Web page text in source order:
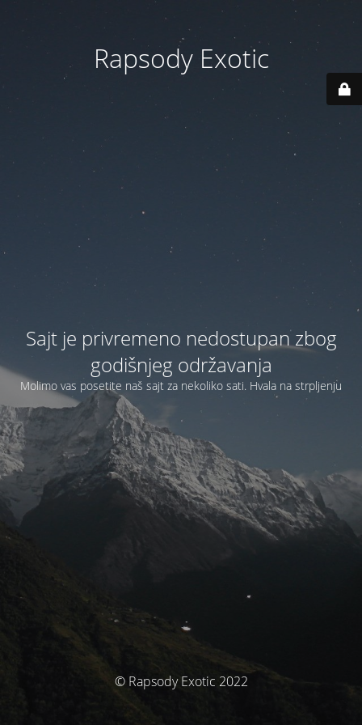
Rapsody Exotic
Sajt je privremeno nedostupan zbog
godišnjeg održavanja
Molimo vas posetite naš sajt za nekoliko sati. Hvala na strpljenju
© Rapsody Exotic 2022